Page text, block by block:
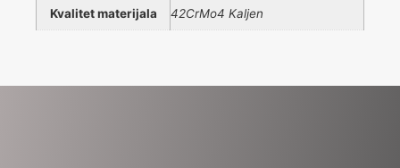
Kvalitet materijala 42CrMo4 Kaljen